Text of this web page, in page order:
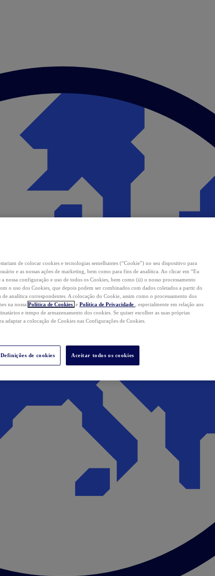
de colocar cookies e tecnologias semelhantes (“Cookie”) no seu dispositivo para
e as nossas ações de marketing, bem como para fins de analítica. Ao clicar em “Eu
nossa configuração e uso de todos os Cookies, bem como (ii) o nosso processamento
o uso dos Cookies, que depois podem ser combinados com dados coletados a partir do
de analítica correspondentes. A colocação do Cookie, assim como o processamento dos
na nossa Política de Cookies e Política de Privacidade
, especialmente em relação aos
e tempo de armazenamento dos cookies. Se quiser escolher as suas próprias
adaptar a colocação de Cookies nas Configurações de Cookies.
Definições de cookies Aceitar todos os cookies